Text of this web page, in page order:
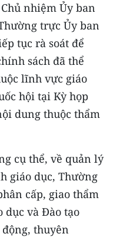
nhiệm Ủy ban
trực Ủy ban
tục rà soát để
sách đã thể
lĩnh vực giáo
hội tại Kỳ họp
dung thuộc thẩm
cụ thể, về quản lý
giáo dục, Thường
cấp, giao thẩm
dục và Đào tạo
thuyên